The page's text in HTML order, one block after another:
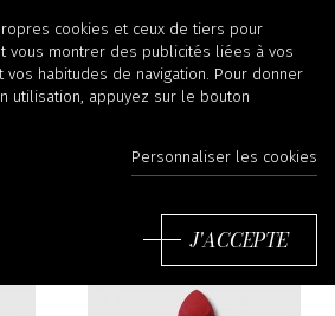
Beauty
cookies et ceux de tiers pour
vous montrer des publicités liées à vos
vos habitudes de navigation. Pour donner
utilisation, appuyez sur le bouton
Personnaliser les cookies
J'ACCEPTE